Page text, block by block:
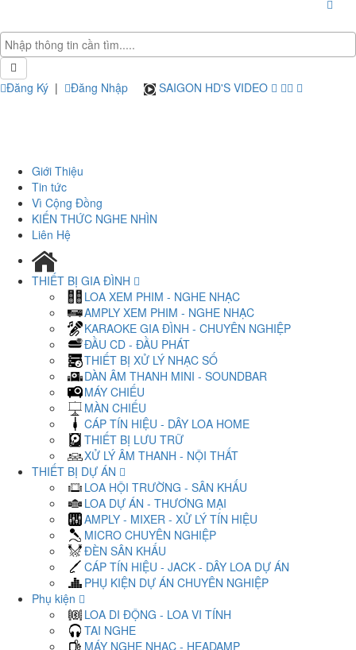
Đăng Ký | Đăng Nhập SAIGON HD'S VIDEO
Giới Thiệu
Tin tức
Vì Cộng Đồng
KIẾN THỨC NGHE NHÌN
Liên Hệ
THIẾT BỊ GIA ĐÌNH
LOA XEM PHIM - NGHE NHẠC
AMPLY XEM PHIM - NGHE NHẠC
KARAOKE GIA ĐÌNH - CHUYÊN NGHIỆP
ĐẦU CD - ĐẦU PHÁT
THIẾT BỊ XỬ LÝ NHẠC SỐ
DÀN ÂM THANH MINI - SOUNDBAR
MÁY CHIẾU
MÀN CHIẾU
CÁP TÍN HIỆU - DÂY LOA HOME
THIẾT BỊ LƯU TRỮ
XỬ LÝ ÂM THANH - NỘI THẤT
THIẾT BỊ DỰ ÁN
LOA HỘI TRƯỜNG - SÂN KHẤU
LOA DỰ ÁN - THƯƠNG MẠI
AMPLY - MIXER - XỬ LÝ TÍN HIỆU
MICRO CHUYÊN NGHIỆP
ĐÈN SÂN KHẤU
CÁP TÍN HIỆU - JACK - DÂY LOA DỰ ÁN
PHỤ KIỆN DỰ ÁN CHUYÊN NGHIỆP
Phụ kiện
LOA DI ĐỘNG - LOA VI TÍNH
TAI NGHE
MÁY NGHE NHẠC - HEADAMP